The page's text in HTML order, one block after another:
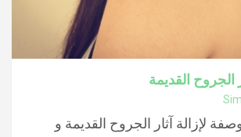
الجروح القديمة
لإزالة آثار الجروح القديمة و